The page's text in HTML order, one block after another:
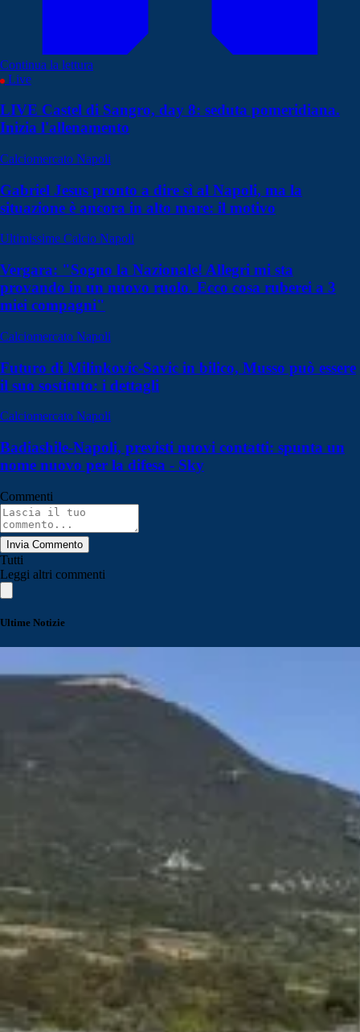
Continua la lettura
Live
LIVE Castel di Sangro, day 8: seduta pomeridiana.
Inizia l'allenamento
Calciomercato Napoli
Gabriel Jesus pronto a dire sì al Napoli, ma la
situazione è ancora in alto mare: il motivo
Ultimissime Calcio Napoli
Vergara: "Sogno la Nazionale! Allegri mi sta
provando in un nuovo ruolo. Ecco cosa ruberei a 3
miei compagni"
Calciomercato Napoli
Futuro di Milinkovic-Savic in bilico, Musso può essere
il suo sostituto: i dettagli
Calciomercato Napoli
Badiashile-Napoli, previsti nuovi contatti: spunta un
nome nuovo per la difesa - Sky
Commenti
Invia Commento
Tutti
Leggi altri commenti
Ultime Notizie